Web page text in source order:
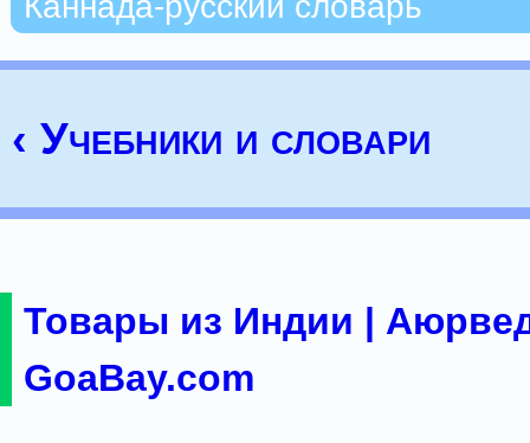
‹ Учебники и словари
Товары из Индии |
GoaBay.com